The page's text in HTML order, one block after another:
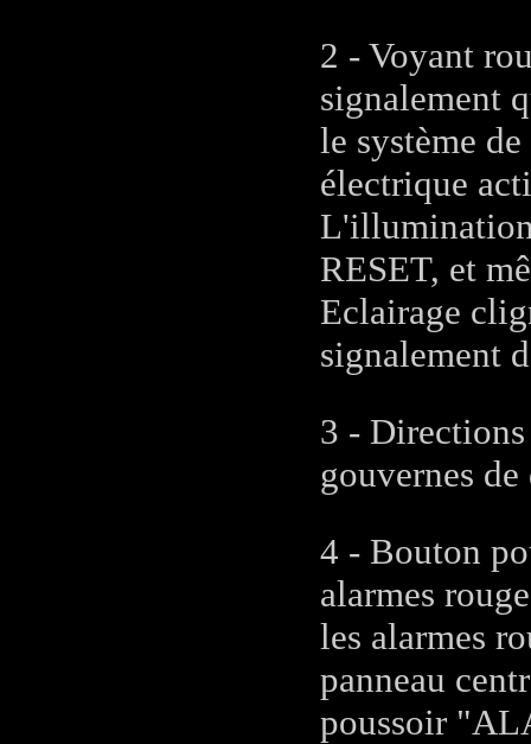
2 - Voyant
signalement
le système
électrique
L'illumination
RESET, et
Eclairage
signalement
3 -
gouvernes
4 - Bouton
alarmes
les alarmes
panneau
poussoir